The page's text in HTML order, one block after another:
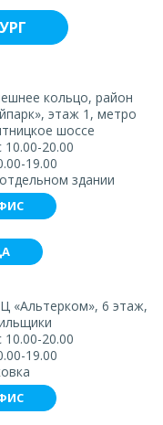
кольцо, район
этаж 1, метро
шоссе
20.00
19.00
здании
«Альтерком», 6 этаж,
20.00
19.00